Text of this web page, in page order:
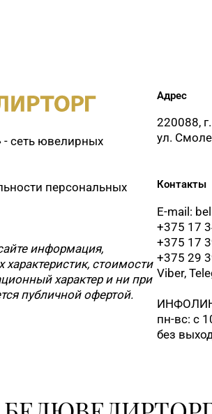
сеть ювелирных
персональных
информация,
стоимости
характер и ни при
публичной офертой.
Адрес
220088,
ул.
Контакты
E-mail:
+375 17
+375 17
+375 29
Viber,
пн-вс: с
без